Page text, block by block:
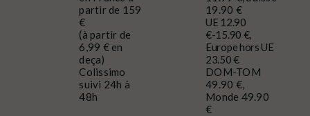
partir de 159
€
(à partir de
6,99 € en
deça)
Colissimo
suivi 24h à
48h
19.90 €
UE 12.90
€-15.90 €,
Europe hors UE
23.50 €
DOM-TOM
49.90 €,
Monde 49.90
€